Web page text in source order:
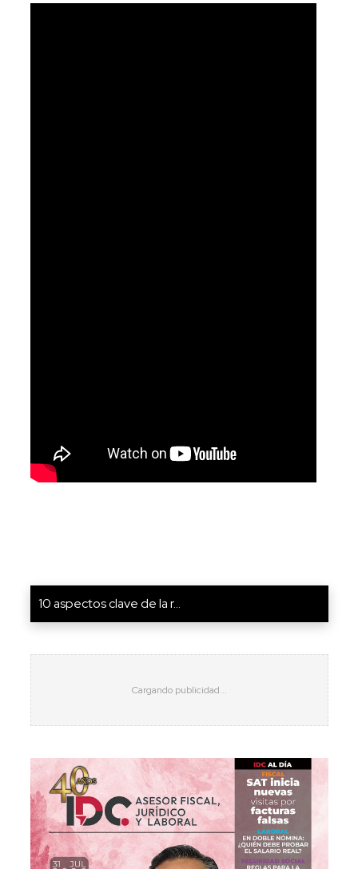
10 aspectos clave de la r...